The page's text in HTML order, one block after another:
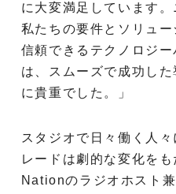
に大変満足しています
私たちの要件とソリュ
信頼できるテクノロジ
は、スムーズで成功し
に貴重でした。」
スタジオで日々働く人
レードは劇的な変化を
Nationのラジオホスト